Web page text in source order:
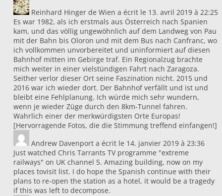
Reinhard Hinger de Wien a écrit le 13. avril 2019 à 22:25
Es war 1982, als ich erstmals aus Österreich nach Spanien
kam, und das völlig ungewöhnlich auf dem Landweg von Pau
mit der Bahn bis Oloron und mit dem Bus nach Canfranc, wo
ich vollkommen unvorbereitet und uninformiert auf diesen
Bahnhof mitten im Gebirge traf. Ein Regionalzug brachte
mich weiter in einer vielstündigen Fahrt nach Zaragoza.
Seither verlor dieser Ort seine Faszination nicht. 2015 und
2016 war ich wieder dort. Der Bahnhof verfällt und ist und
bleibt eine Fehlplanung. Ich würde mich sehr wundern,
wenn je wieder Züge durch den 8km-Tunnel fahren.
Wahrlich einer der merkwürdigsten Orte Europas!
[Hervorragende Fotos, die die Stimmung treffend einfangen!]
Andrew Davenport a écrit le 14. janvier 2019 à 23:36
Just watched Chris Tarrants TV programme "extreme
railways" on UK channel 5. Amazing building, now on my
places tovisit list. I do hope the Spanish continue with their
plans to re-open the station as a hotel, it would be a tragedy
if this was left to decompose.